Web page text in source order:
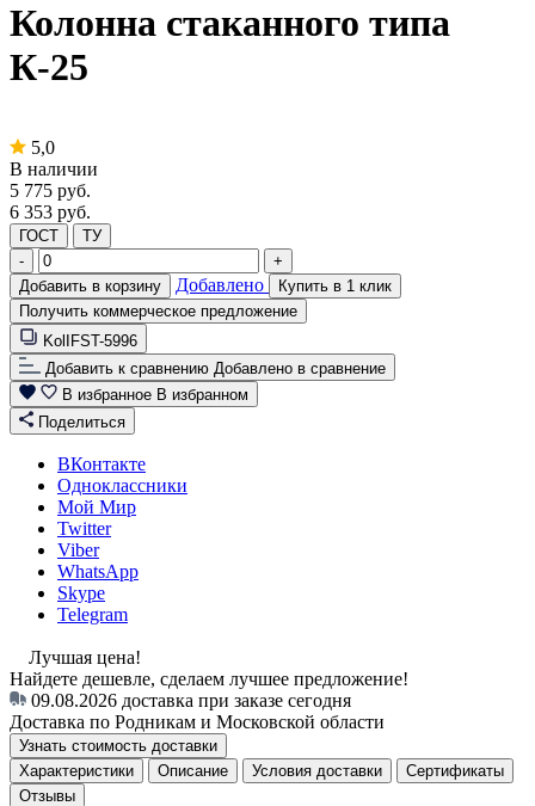
Колонна стаканного типа
К-25
5,0
В наличии
5 775 руб.
6 353 руб.
ГОСТ
ТУ
-
+
Добавить в корзину
Добавлено
Купить в 1 клик
Получить коммерческое предложение
KolIFST-5996
Добавить к сравнению Добавлено в сравнение
В избранное В избранном
Поделиться
ВКонтакте
Одноклассники
Мой Мир
Twitter
Viber
WhatsApp
Skype
Telegram
Лучшая цена!
Найдете дешевле, сделаем лучшее предложение!
09.08.2026 доставка при заказе сегодня
Доставка по Родникам и Московской области
Узнать стоимость доставки
Характеристики
Описание Условия доставки
Сертификаты
Отзывы